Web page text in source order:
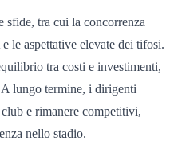
tra cui la concorrenza
le aspettative elevate dei tifosi.
tra costi e investimenti,
lungo termine, i dirigenti
e rimanere competitivi,
nello stadio.